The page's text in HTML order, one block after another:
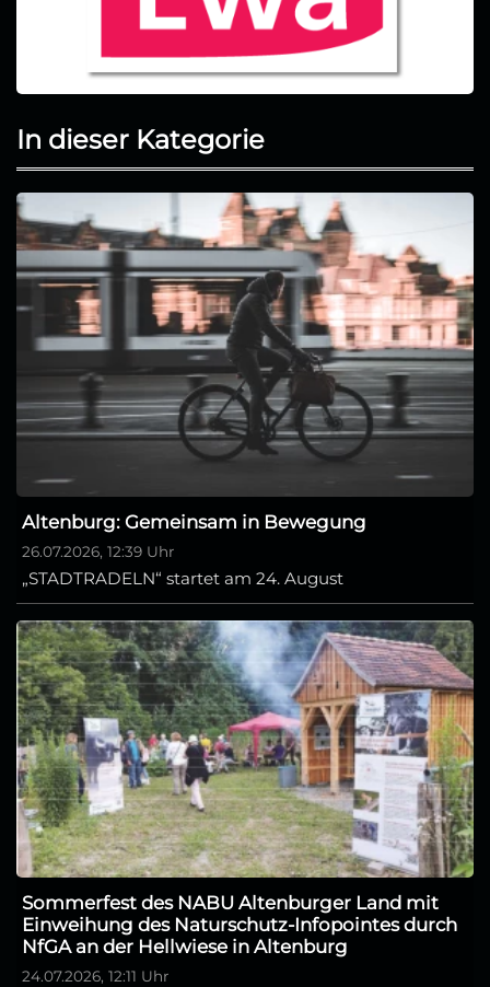
In dieser Kategorie
Altenburg: Gemeinsam in Bewegung
26.07.2026, 12:39 Uhr
„STADTRADELN“ startet am 24. August
Sommerfest des NABU Altenburger Land mit
Einweihung des Naturschutz-Infopointes durch
NfGA an der Hellwiese in Altenburg
24.07.2026, 12:11 Uhr